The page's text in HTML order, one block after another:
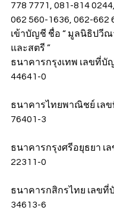
778 7771, 081-814
062 560-1636, 062-662
เข้าบัญชี ชื่อ “ มูลนิธิปวีณ
และสตรี ”
ธนาคารกรุงเทพ เลขที่บั
44641-0
ธนาคารไทยพาณิชย์ เล
76401-3
ธนาคารกรุงศรีอยุธยา เ
22311-0
ธนาคารกสิกรไทย เลขที่
34613-6